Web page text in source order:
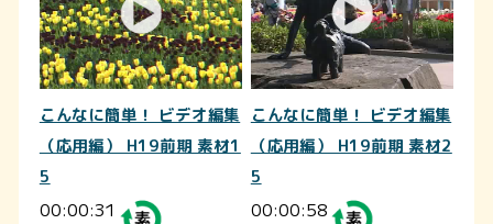
こんなに簡単！ ビデオ編集
（応用編） H19前期 素材1
5
00:00:31
こんなに簡単！ ビデオ編集
（応用編） H19前期 素材2
5
00:00:58